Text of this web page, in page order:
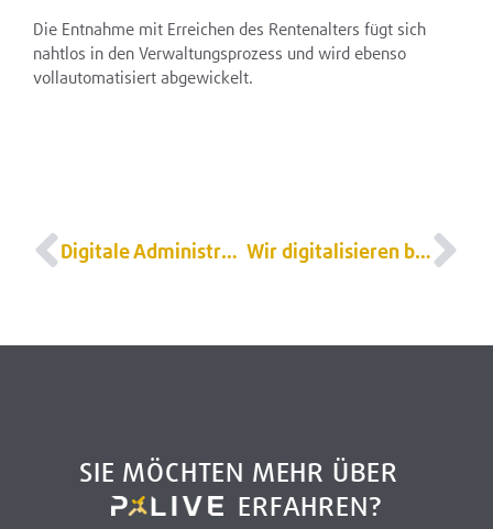
Die Entnahme mit Erreichen des Rentenalters fügt sich
nahtlos in den Verwaltungsprozess und wird ebenso
vollautomatisiert abgewickelt.
Digitale Administration eines ZWK-Systems Wir digitalisieren bAV-Prozesse
SIE MÖCHTEN MEHR ÜBER
ERFAHREN?